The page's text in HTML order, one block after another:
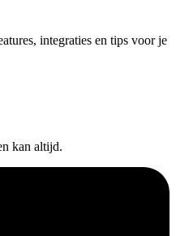
integraties en tips voor je
kan altijd.